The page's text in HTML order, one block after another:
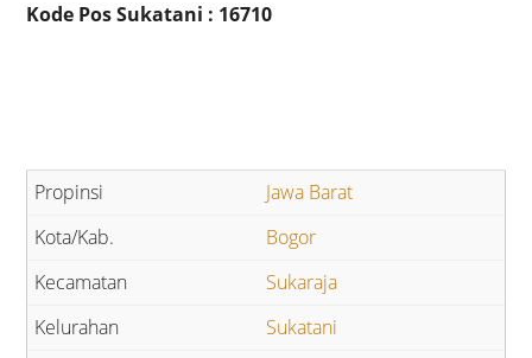
Kode Pos Sukatani : 16710
Jawa Barat
Bogor
Sukaraja
Sukatani